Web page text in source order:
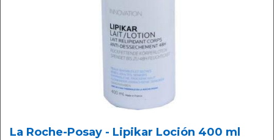
La Roche-Posay - Lipikar Loción 400 ml